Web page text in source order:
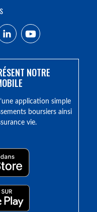
NOTRE
application simple
boursiers ainsi
vie.